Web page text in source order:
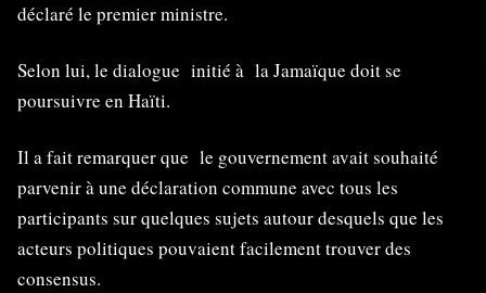
déclaré le premier ministre.
Selon lui, le dialogue initié à la Jamaïque doit se
poursuivre en Haïti.
Il a fait remarquer que le gouvernement avait souhaité
parvenir à une déclaration commune avec tous les
participants sur quelques sujets autour desquels que les
acteurs politiques pouvaient facilement trouver des
consensus.